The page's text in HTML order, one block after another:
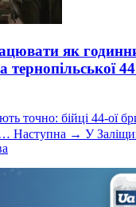
як
тернопільської
точно: бійці 44-ої
Наступна → У